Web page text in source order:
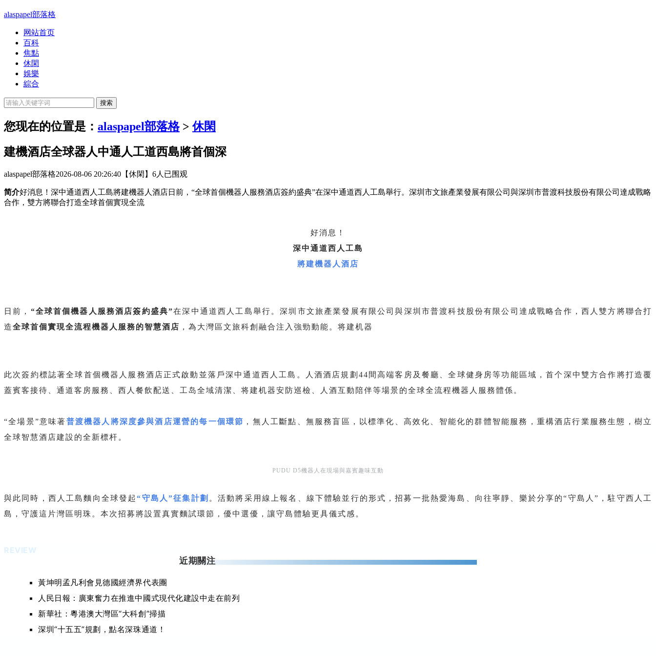
alaspapel部落格
网站首页
百科
焦點
休閑
娛樂
綜合
您现在的位置是： alaspapel部落格>休閑
建機酒店全球器人中通人工道西島將首個深
alaspapel部落格2026-08-06 20:26:40 【休閑】 6人已围观
简介好消息！深中通道西人工島將建機器人酒店日前，“全球首個機器人服務酒店簽約盛典”在深中通道西人工島舉行。深圳市文旅產業發展有限公司與深圳市普渡科技股份有限公司達成戰略
合作，雙方將聯合打造全球首個實現全流
好消息！
深中通道西人工島
將建機器人酒店
日前， “全球首個機器人服務酒店簽約盛典”在深中通道西人工島舉行。深圳市文旅產業發展有限公司與深圳市普渡科技股份有限公司達成戰略合作，西人雙方將聯合打
造全球首個實現全流程機器人服務的智慧酒店 ，為大灣區文旅科創融合注入強勁動能。将建机器
此次簽約標誌著全球首個機器人服務酒店正式啟動並落戶深中通道西人工島。人酒酒店規劃44間高端客房及餐廳、全球健身房等功能區域，首个深中 雙方合作將打造覆
蓋賓客接待、通道客房服務、西人餐飲配送、工岛全域清潔、将建机器安防巡檢、人酒互動陪伴等場景的全球全流程機器人服務體係。
“全場景”意味著普渡機器人將深度參與酒店運營的每一個環節 ，無人工斷點、無服務盲區，以標準化、高效化、智能化的群體智能服務，重構酒店行業服務生態，樹立
全球智慧酒店建設的全新標杆。
PUDU D5機器人在現場與嘉賓趣味互動
與此同時，西人工島麵向全球發起“守島人”征集計劃 。活動將采用線上報名、線下體驗並行的形式，招募一批熱愛海島、向往寧靜、樂於分享的“守島人”，駐守西人工
島，守護這片灣區明珠。本次招募將設置真實麵試環節，優中選優，讓守島體驗更具儀式感。
REVIEW
近期關注
黃坤明孟凡利會見德國經濟界代表團
人民日報：廣東奮力在推進中國式現代化建設中走在前列
新華社：粵港澳大灣區“大科創”掃描
深圳“十五五”規劃，點名深珠通道！